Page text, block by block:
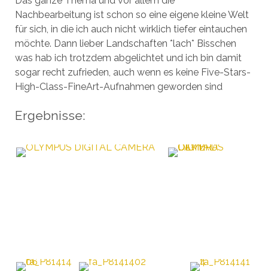
Nachbearbeitung ist schon so eine eigene kleine Welt
für sich, in die ich auch nicht wirklich tiefer eintauchen
möchte. Dann lieber Landschaften *lach* Bisschen
was hab ich trotzdem abgelichtet und ich bin damit
sogar recht zufrieden, auch wenn es keine Five-Stars-
High-Class-FineArt-Aufnahmen geworden sind
Ergebnisse: